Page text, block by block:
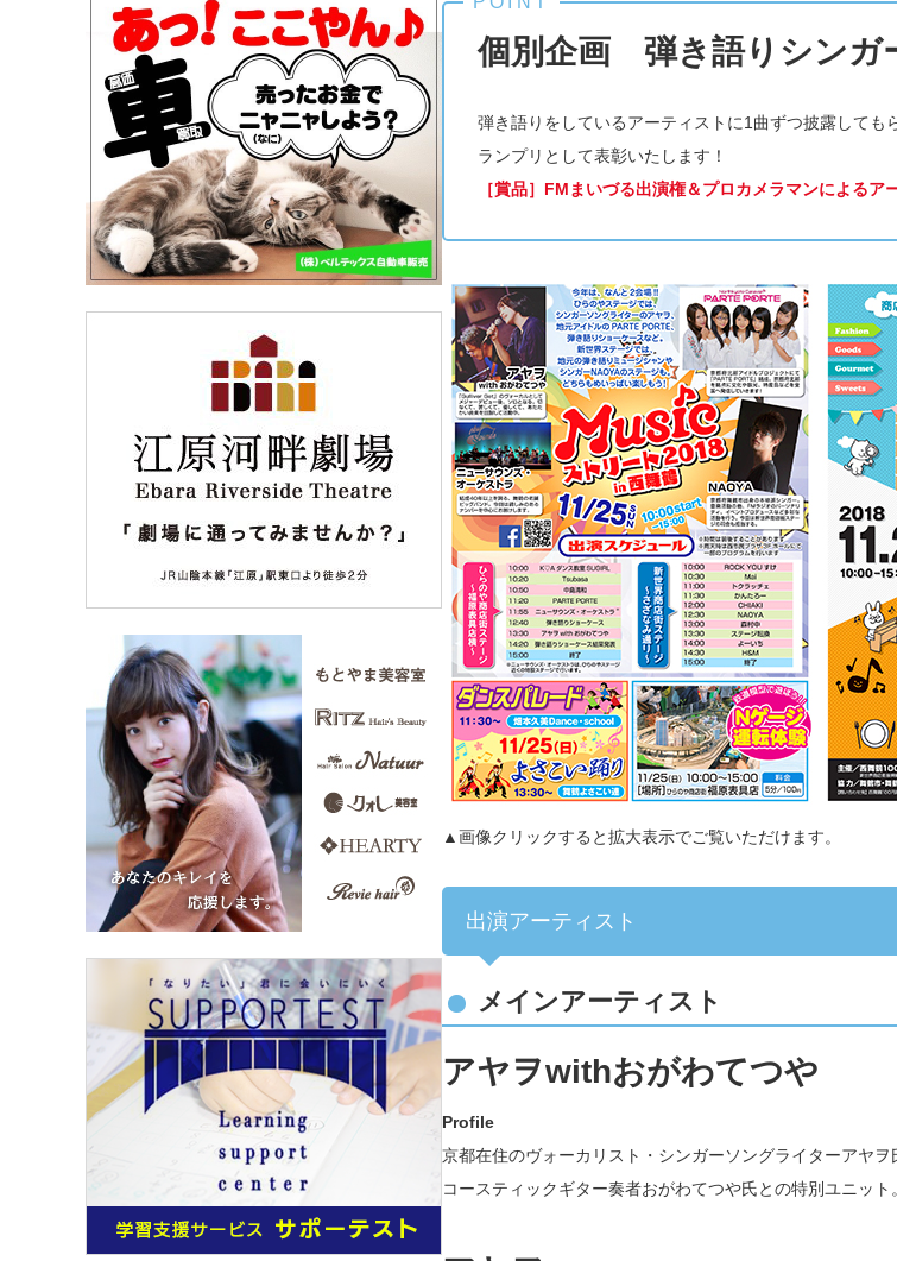
個別企画 弾き語りシンガ
弾き語りをしているアーティストに1曲ずつ披露しても
ランプリとして表彰いたします！
［賞品］FMまいづる出演権＆プロカメラマンによるア
▲画像クリックすると拡大表示でご覧いただけます。
出演アーティスト
メインアーティスト
アヤヲwithおがわてつや
Profile
京都在住のヴォーカリスト・シンガーソングライターアヤ
コースティックギター奏者おがわてつや氏との特別ユニット。